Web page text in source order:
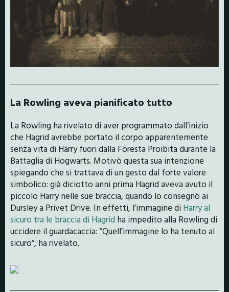
La Rowling aveva pianificato tutto
La Rowling ha rivelato di aver programmato dall’inizio
che Hagrid avrebbe portato il corpo apparentemente
senza vita di Harry fuori dalla Foresta Proibita durante la
Battaglia di Hogwarts. Motivò questa sua intenzione
spiegando che si trattava di un gesto dal forte valore
simbolico: già diciotto anni prima Hagrid aveva avuto il
piccolo Harry nelle sue braccia, quando lo consegnò ai
Dursley a Privet Drive. In effetti, l’immagine di Harry al
sicuro tra le braccia di Hagrid ha impedito alla Rowling di
uccidere il guardacaccia: “Quell’immagine lo ha tenuto al
sicuro”, ha rivelato.